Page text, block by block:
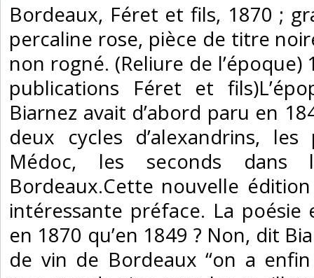
‎Bordeaux, Féret et fils, 1870 ;
percaline rose, pièce de titre
non rogné. (Reliure de l’époque)
publications Féret et
Biarnez avait d’abord paru en
deux cycles d’alexandrins,
Médoc, les seconds
Bordeaux.Cette nouvelle
intéressante préface. La
en 1870 qu’en 1849 ? Non, dit
de vin de Bordeaux “on a